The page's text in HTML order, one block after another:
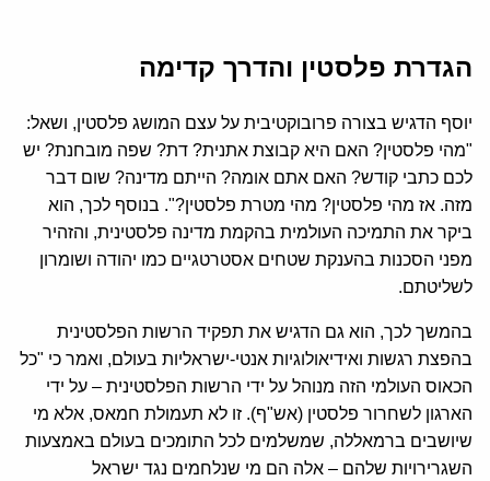
הגדרת פלסטין והדרך קדימה
יוסף הדגיש בצורה פרובוקטיבית על עצם המושג פלסטין, ושאל:
"מהי פלסטין? האם היא קבוצת אתנית? דת? שפה מובחנת? יש
לכם כתבי קודש? האם אתם אומה? הייתם מדינה? שום דבר
מזה. אז מהי פלסטין? מהי מטרת פלסטין?". בנוסף לכך, הוא
ביקר את התמיכה העולמית בהקמת מדינה פלסטינית, והזהיר
מפני הסכנות בהענקת שטחים אסטרטגיים כמו יהודה ושומרון
לשליטתם.
בהמשך לכך, הוא גם הדגיש את תפקיד הרשות הפלסטינית
בהפצת רגשות ואידיאולוגיות אנטי-ישראליות בעולם, ואמר כי "כל
הכאוס העולמי הזה מנוהל על ידי הרשות הפלסטינית – על ידי
הארגון לשחרור פלסטין (אש"ף). זו לא תעמולת חמאס, אלא מי
שיושבים ברמאללה, שמשלמים לכל התומכים בעולם באמצעות
השגרירויות שלהם – אלה הם מי שנלחמים נגד ישראל